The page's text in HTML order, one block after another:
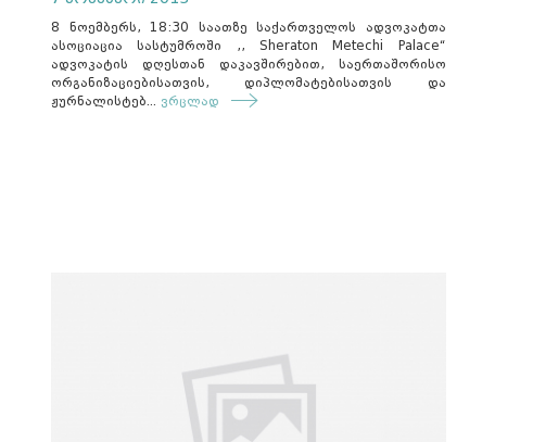
8 ნოემბერს, 18:30 საათზე საქართველოს ადვოკატთა
ასოციაცია სასტუმროში ,, Sheraton Metechi Palace“
ადვოკატის დღესთან დაკავშირებით, საერთაშორისო
ორგანიზაციებისათვის, დიპლომატებისათვის და
ჟურნალისტებ... ვრცლად